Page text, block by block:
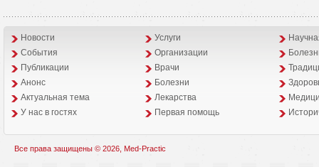
Новости Услуги
События
Организации
Публикации
Врачи
Анонс
Болезни
Aктуальная тема
Лекарства
У нас в гостях
Первая помощь
Все права защищены © 2026, Med-Practic